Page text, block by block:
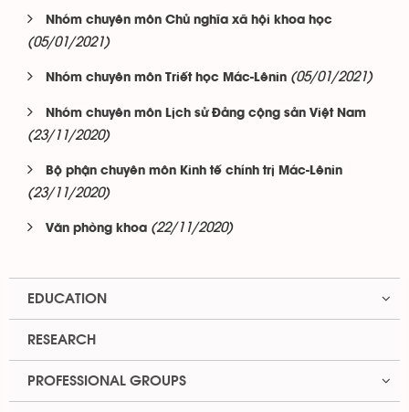
Nhóm chuyên môn Chủ nghĩa xã hội khoa học
(05/01/2021)
Nhóm chuyên môn Triết học Mác-Lênin (05/01/2021)
Nhóm chuyên môn Lịch sử Đảng cộng sản Việt Nam
(23/11/2020)
Bộ phận chuyên môn Kinh tế chính trị Mác-Lênin
(23/11/2020)
Văn phòng khoa (22/11/2020)
EDUCATION
RESEARCH
PROFESSIONAL GROUPS